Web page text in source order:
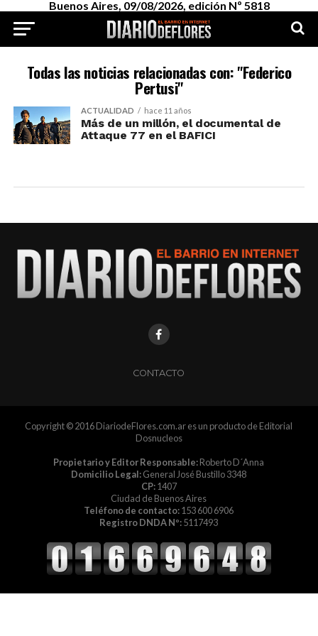
Buenos Aires, 09/08/2026, edición Nº 5818
Todas las noticias relacionadas con: "Federico
Pertusi"
ACTUALIDAD hace 11 años
Más de un millón, el documental de
Attaque 77 en el BAFICI
CONTACTO
Copyright © 2016 DiariodeFlores.com.ar es un producto de Editorial
Dosnucleos
Propietario y Editor Responsable:Roberto D´Anna
Domicilio Legal:General José Bustillo 3348
CP:1407
Ciudad de Buenos Aires
Teléfono de contacto:153 600 6906
Registro DNDA Nº:5117493